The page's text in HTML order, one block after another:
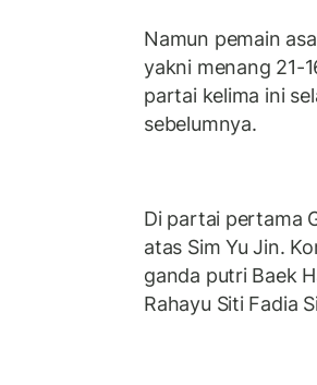
Namun pemain
yakni menang 21-
partai kelima ini
sebelumnya.
Di partai pertama
atas Sim Yu Jin.
ganda putri Baek
Rahayu Siti Fadia